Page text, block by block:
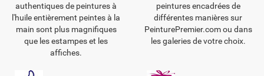
authentiques de peintures à
l'huile entièrement peintes à la
main sont plus magnifiques
que les estampes et les
affiches.
peintures encadrées de
différentes manières sur
PeinturePremier.com ou dans
les galeries de votre choix.